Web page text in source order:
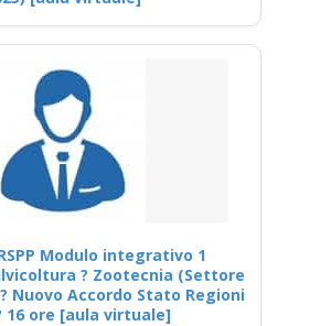
Modulo integrativo 1
? Zootecnia (Settore
Nuovo Accordo Stato Regioni
16 ore [aula virtuale]